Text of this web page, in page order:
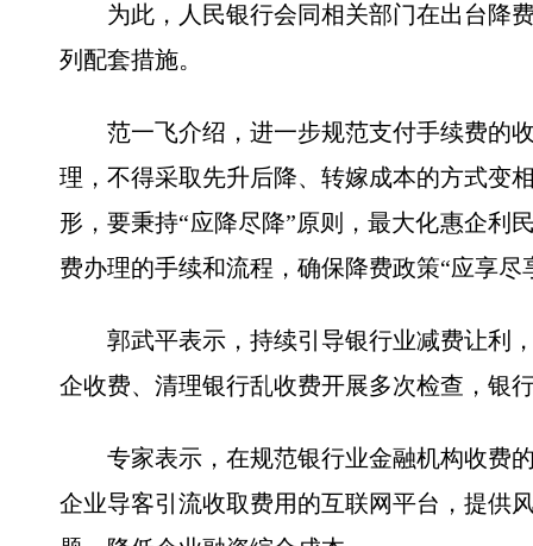
为此，人民银行会同相关部门在出台降
列配套措施。
范一飞介绍，进一步规范支付手续费的
理，不得采取先升后降、转嫁成本的方式变
形，要秉持“应降尽降”原则，最大化惠企利
费办理的手续和流程，确保降费政策“应享尽
郭武平表示，持续引导银行业减费让利
企收费、清理银行乱收费开展多次检查，银
专家表示，在规范银行业金融机构收费
企业导客引流收取费用的互联网平台，提供